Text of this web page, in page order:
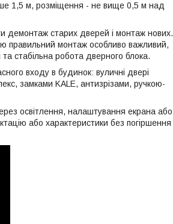
1,5 м, розміщення - не вище 0,5 м над
демонтаж старих дверей і монтаж нових.
правильний монтаж особливо важливий,
та стабільна робота дверного блока.
входу в будинок: вуличні двері
замками KALE, антизрізами, ручкою-
освітлення, налаштування екрана або
або характеристики без погіршення